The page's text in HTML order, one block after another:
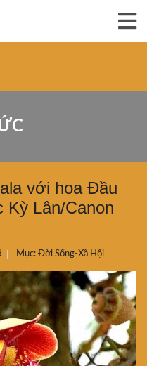
với hoa Đầu
Kỳ Lân/Canon
Mục: Đời Sống-Xã Hội